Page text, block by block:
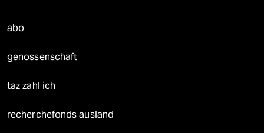
abo
genossenschaft
taz zahl ich
recherchefonds ausland